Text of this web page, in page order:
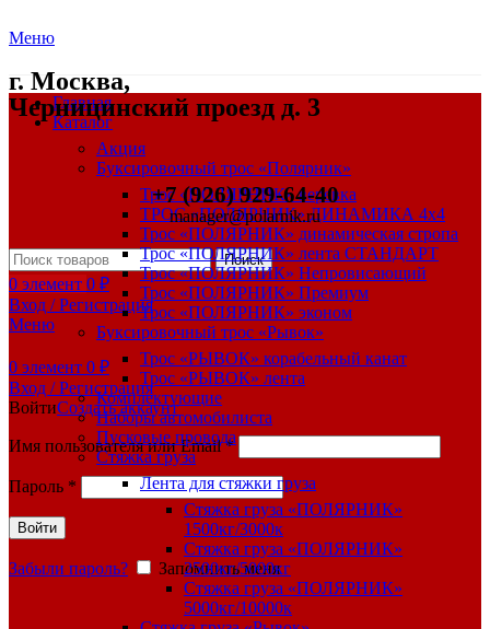
Меню
г. Москва,
Черницинский проезд д. 3
+7 (926) 929-64-40
manager@polarnik.ru
Поиск
0 элемент 0 ₽
Вход / Регистрация
Меню
0 элемент 0 ₽
Вход / Регистрация
ВойтиСоздать аккаунт
Имя пользователя или Email*
Пароль *
Войти
Забыли пароль? Запомнить меня
Главная
Каталог
Акция
Буксировочный трос «Полярник»
Трос «ПОЛЯРНИК» веревка
ТРОС «ПОЛЯРНИК» ДИНАМИКА 4х4
Трос «ПОЛЯРНИК» динамическая стропа
Трос «ПОЛЯРНИК» лента СТАНДАРТ
Трос «ПОЛЯРНИК» Непровисающий
Трос «ПОЛЯРНИК» Премиум
Трос «ПОЛЯРНИК» эконом
Буксировочный трос «Рывок»
Трос «РЫВОК» корабельный канат
Трос «РЫВОК» лента
Комплектующие
Наборы автомобилиста
Пусковые провода
Стяжка груза
Лента для стяжки груза
Стяжка груза «ПОЛЯРНИК»
1500кг/3000к
Стяжка груза «ПОЛЯРНИК»
2500кг/5000кг
Стяжка груза «ПОЛЯРНИК»
5000кг/10000к